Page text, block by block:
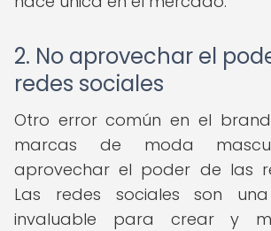
2. No aprovechar el
redes sociales
Otro error común en el
marcas de moda
aprovechar el poder de las
Las redes sociales son
invaluable para crear y